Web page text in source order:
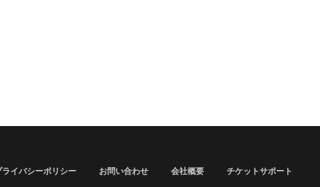
ライバシーポリシー お問い合わせ 会社概要 チケットサポート